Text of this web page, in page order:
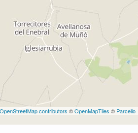
OpenStreetMap contributors ©OpenMapTiles © Parcello